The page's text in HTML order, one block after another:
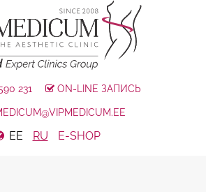
231 ON-LINE ЗАПИСЬ
EE RU E-SHOP